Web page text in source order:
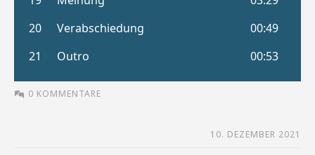
0 KOMMENTARE
10. DEZEMBER 2021